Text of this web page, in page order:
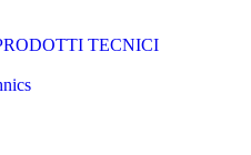
TECNICI